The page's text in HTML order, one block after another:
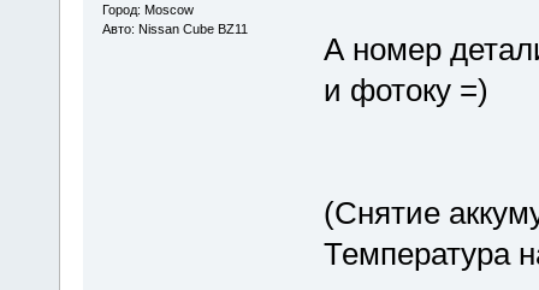
Город: Moscow
Авто: Nissan Cube BZ11
А номер
и фотоку =)
(Снятие
Температура